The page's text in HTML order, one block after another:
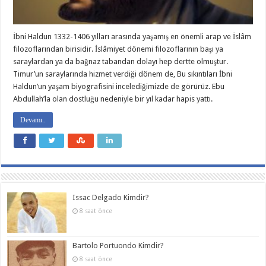
İbni Haldun 1332-1406 yılları arasında yaşamış en önemli arap ve İslâm
filozoflarından birisidir. İslâmiyet dönemi filozoflarının başı ya
saraylardan ya da bağnaz tabandan dolayı hep dertte olmuştur.
Timur’un saraylarında hizmet verdiği dönem de, Bu sıkıntıları İbni
Haldun’un yaşam biyografisini incelediğimizde de görürüz. Ebu
Abdullah’la olan dostluğu nedeniyle bir yıl kadar hapis yattı.
Devamı..
Issac Delgado Kimdir?
8 saat önce
Bartolo Portuondo Kimdir?
8 saat önce